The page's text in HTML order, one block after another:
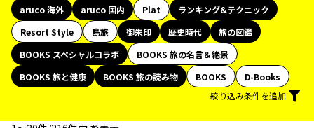
aruco 海外
aruco 国内 Plat
ランキング&テクニック
Resort Style
島旅 御朱印 歴史時代
旅の図鑑
BOOKS スペシャルコラボ
BOOKS 旅の名言＆絶景
BOOKS 旅と健康
BOOKS 旅の読み物 BOOKS
D-Books
絞り込み条件を追加